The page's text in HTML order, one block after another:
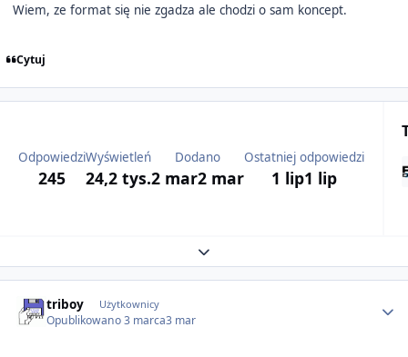
Wiem, ze format się nie zgadza ale chodzi o sam koncept.
Cytuj
Odpowiedzi
245
Wyświetleń
24,2 tys.
Dodano
2 mar2 mar
Ostatniej odpowiedzi
1 lip1 lip
Expand topic overview
triboy Użytkownicy
Opublikowano3 marca3 mar